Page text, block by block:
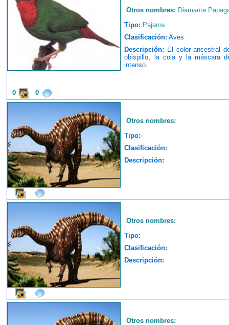
Otros nombres: Diamante
Tipo: Pajaros
Clasificación: Aves
Descripción: El color ancestral
obispillo, la cola y la máscara
intenso.
0 0
Otros nombres:
Tipo:
Clasificación:
Descripción:
Otros nombres:
Tipo:
Clasificación:
Descripción:
Otros nombres: